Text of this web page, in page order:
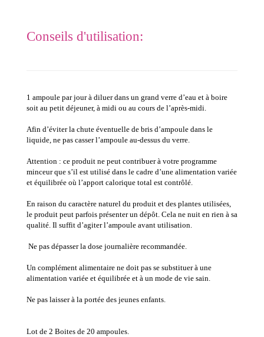
Conseils d'utilisation:
1 ampoule par jour à diluer dans un grand verre d’eau et à boire
soit au petit déjeuner, à midi ou au cours de l’après-midi.
Afin d’éviter la chute éventuelle de bris d’ampoule dans le
liquide, ne pas casser l’ampoule au-dessus du verre.
Attention : ce produit ne peut contribuer à votre programme
minceur que s’il est utilisé dans le cadre d’une alimentation variée
et équilibrée où l’apport calorique total est contrôlé.
En raison du caractère naturel du produit et des plantes utilisées,
le produit peut parfois présenter un dépôt. Cela ne nuit en rien à sa
qualité. Il suffit d’agiter l’ampoule avant utilisation.
Ne pas dépasser la dose journalière recommandée.
Un complément alimentaire ne doit pas se substituer à une
alimentation variée et équilibrée et à un mode de vie sain.
Ne pas laisser à la portée des jeunes enfants.
Lot de 2 Boites de 20 ampoules.